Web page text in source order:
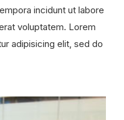
incidunt ut labore
voluptatem. Lorem
adipisicing elit, sed do